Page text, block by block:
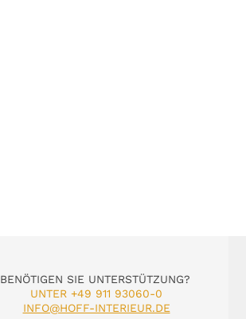
BENÖTIGEN SIE UNTERSTÜTZUNG?
UNTER +49 911 93060-0
INFO@HOFF-INTERIEUR.DE